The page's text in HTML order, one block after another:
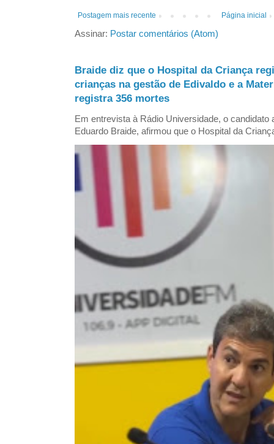
Postagem mais recente Página inicial
Assinar: Postar comentários (Atom)
Braide diz que o Hospital da Criança
crianças na gestão de Edivaldo e a
registra 356 mortes
Em entrevista à Rádio Universidade, o candidato
Eduardo Braide, afirmou que o Hospital da